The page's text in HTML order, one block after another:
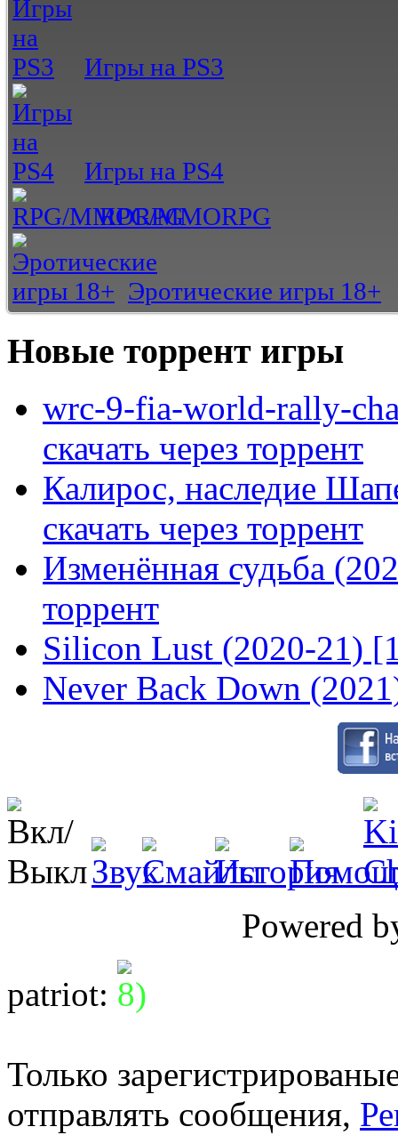
Игры на PS3
Игры на PS4
RPG/MMORPG
Эротические игры 18+
Новые торрент игры
wrc-9-fia-world-rally-
скачать через торрент
Калирос, наследие
скачать через торрент
Изменённая судьба
торрент
Silicon Lust (2020-21)
Never Back Down
Powered
patriot:
Только
отправлять сообщения,